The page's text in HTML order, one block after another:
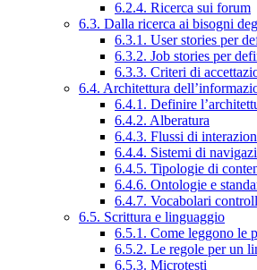
6.2.4. Ricerca sui forum
6.3. Dalla ricerca ai bisogni
6.3.1. User stories per
6.3.2. Job stories per
6.3.3. Criteri di
6.4. Architettura
6.4.1. Definire
6.4.2. Alberatura
6.4.3. Flussi di
6.4.4. Sistemi di
6.4.5. Tipologie di
6.4.6. Ontologie e
6.4.7. Vocabolari
6.5. Scrittura e linguaggio
6.5.1. Come leggono le
6.5.2. Le regole per un
6.5.3. Microtesti